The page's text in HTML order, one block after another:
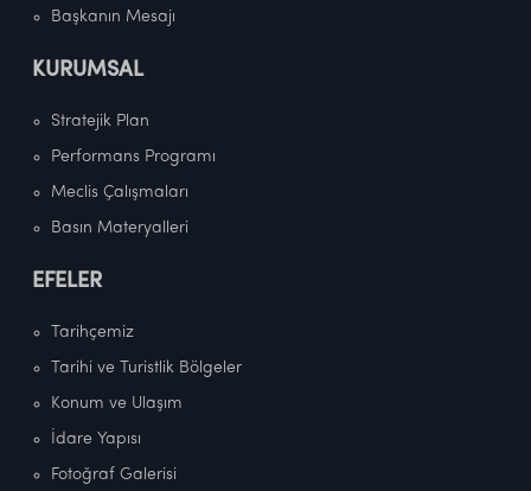
Başkanın Mesajı
KURUMSAL
Stratejik Plan
Performans Programı
Meclis Çalışmaları
Basın Materyalleri
EFELER
Tarihçemiz
Tarihi ve Turistlik Bölgeler
Konum ve Ulaşım
İdare Yapısı
Fotoğraf Galerisi